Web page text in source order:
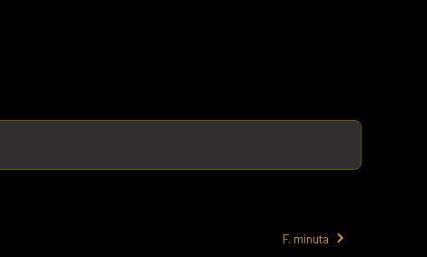
F. minuta